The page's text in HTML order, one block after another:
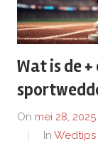
Wat is de +
On mei 28, 2025
In Wedtips